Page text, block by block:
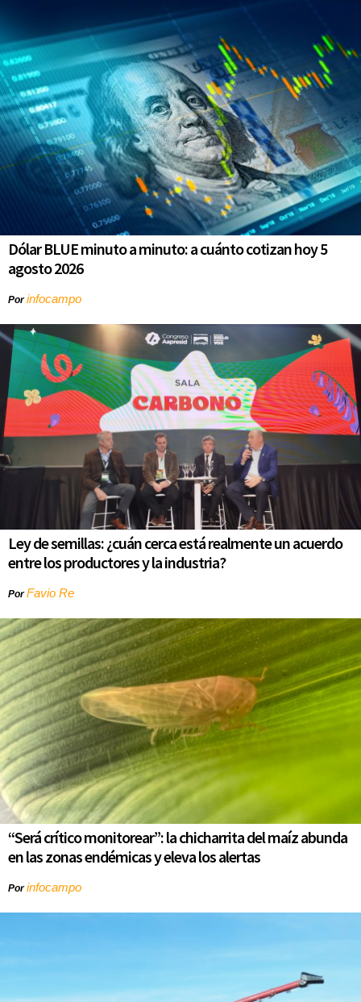
Dólar BLUE minuto a minuto: a cuánto cotizan hoy 5
agosto 2026
Porinfocampo
Ley de semillas: ¿cuán cerca está realmente un acuerdo
entre los productores y la industria?
PorFavio Re
“Será crítico monitorear”: la chicharrita del maíz abunda
en las zonas endémicas y eleva los alertas
Porinfocampo